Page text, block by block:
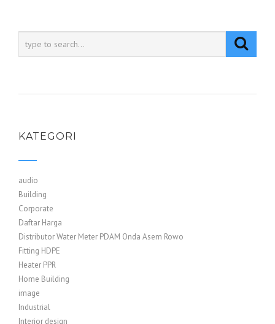
KATEGORI
audio
Building
Corporate
Daftar Harga
Distributor Water Meter PDAM Onda Asem Rowo
Fitting HDPE
Heater PPR
Home Building
image
Industrial
Interior design